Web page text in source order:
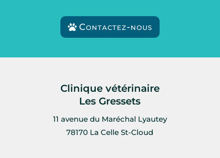
Contactez-nous
Clinique vétérinaire
Les Gressets
11 avenue du Maréchal Lyautey
78170 La Celle St-Cloud